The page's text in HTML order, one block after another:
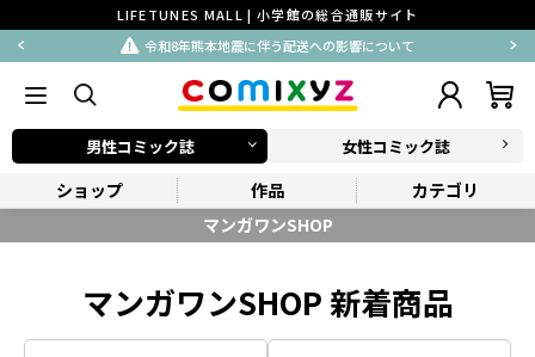
LIFETUNES MALL | 小学館の総合通販サイト
令和8年熊本地震に伴う配送への影響について
男性コミック誌 女性コミック誌
ショップ 作品
カテゴリ
マンガワンSHOP
マンガワンSHOP 新着商品